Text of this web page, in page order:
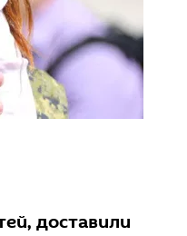
доставили